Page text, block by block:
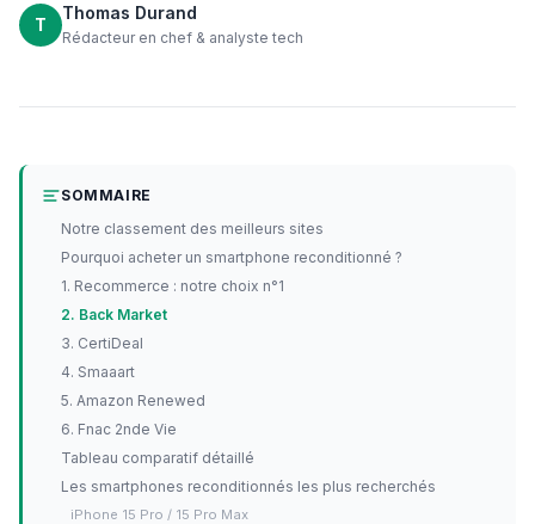
T
Thomas Durand
Rédacteur en chef & analyste tech
SOMMAIRE
Notre classement des meilleurs sites
Pourquoi acheter un smartphone reconditionné ?
1. Recommerce : notre choix n°1
2. Back Market
3. CertiDeal
4. Smaaart
5. Amazon Renewed
6. Fnac 2nde Vie
Tableau comparatif détaillé
Les smartphones reconditionnés les plus recherchés
iPhone 15 Pro / 15 Pro Max